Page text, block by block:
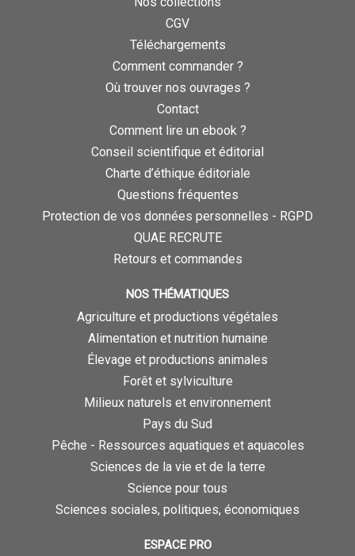
CGV
Téléchargements
Comment commander ?
Où trouver nos ouvrages ?
Contact
Comment lire un ebook ?
Conseil scientifique et éditorial
Charte d’éthique éditoriale
Questions fréquentes
Protection de vos données personnelles - RGPD
QUAE RECRUTE
Retours et commandes
NOS THÉMATIQUES
Agriculture et productions végétales
Alimentation et nutrition humaine
Élevage et productions animales
Forêt et sylviculture
Milieux naturels et environnement
Pays du Sud
Pêche - Ressources aquatiques et aquacoles
Sciences de la vie et de la terre
Science pour tous
Sciences sociales, politiques, économiques
ESPACE PRO